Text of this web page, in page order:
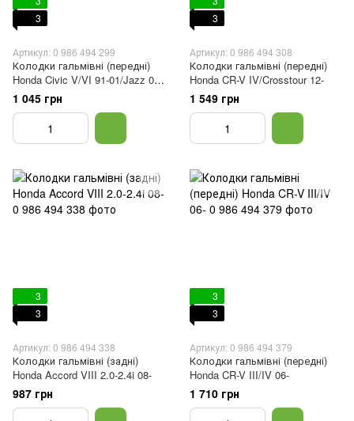
3
Артикул: 0 986 494 299
Колодки гальмівні (передні)
Honda Civic V/VI 91-01/Jazz 02-
08
1 045 грн
3
Артикул: 0 986 494 308
Колодки гальмівні (передні)
Honda CR-V IV/Crosstour 12-
1 549 грн
3
3
Артикул: 0 986 494 338
Колодки гальмівні (задні)
Honda Accord VIII 2.0-2.4i 08-
987 грн
3
3
Артикул: 0 986 494 379
Колодки гальмівні (передні)
Honda CR-V III/IV 06-
1 710 грн